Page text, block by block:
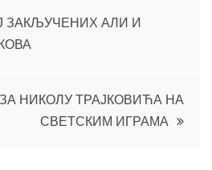
ЗАКЉУЧЕНИХ АЛИ И
НИКОЛУ ТРАЈКОВИЋА НА
СВЕТСКИМ ИГРАМА